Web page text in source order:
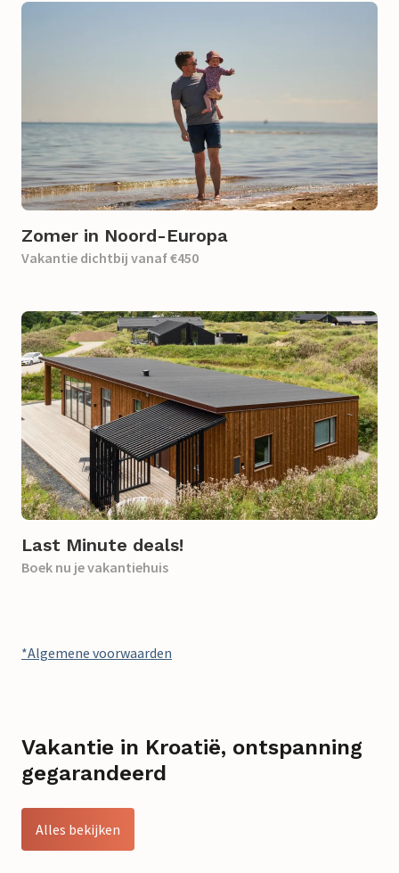
Zomer in Noord-Europa
Vakantie dichtbij vanaf €450​
Last Minute deals!
Boek nu je vakantiehuis
*Algemene voorwaarden
Vakantie in Kroatië, ontspanning
gegarandeerd
Alles bekijken